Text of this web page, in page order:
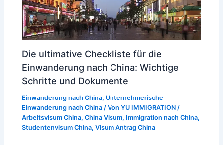
Die ultimative Checkliste für die
Einwanderung nach China: Wichtige
Schritte und Dokumente
Einwanderung nach China, Unternehmerische
Einwanderung nach China / VonYU IMMIGRATION /
Arbeitsvisum China,China Visum, Immigration nach China,
Studentenvisum China,Visum Antrag China